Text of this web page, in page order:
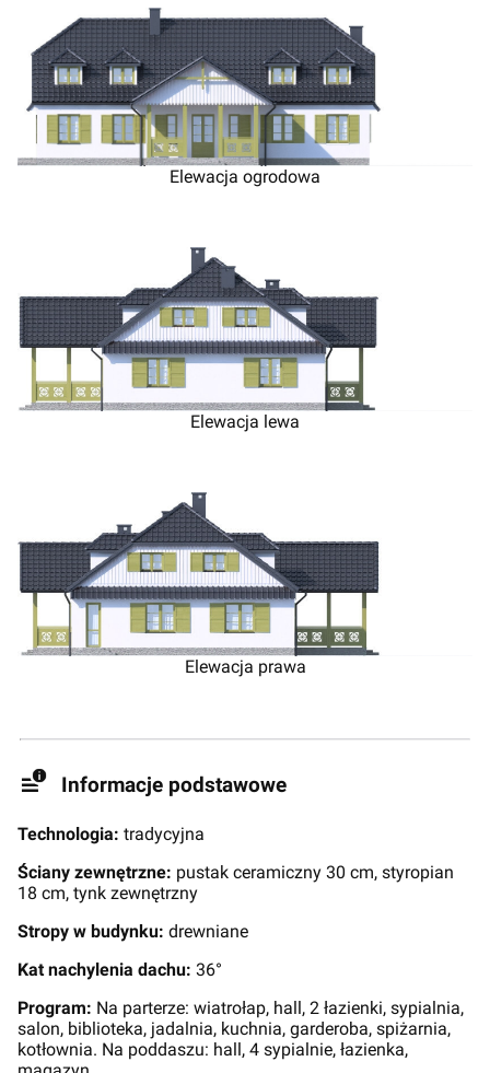
Elewacja ogrodowa
Elewacja lewa
Elewacja prawa
Informacje podstawowe
Technologia: tradycyjna
Ściany zewnętrzne: pustak ceramiczny 30 cm, styropian
18 cm, tynk zewnętrzny
Stropy w budynku: drewniane
Kat nachylenia dachu: 36°
Program: Na parterze: wiatrołap, hall, 2 łazienki, sypialnia,
salon, biblioteka, jadalnia, kuchnia, garderoba, spiżarnia,
kotłownia. Na poddaszu: hall, 4 sypialnie, łazienka,